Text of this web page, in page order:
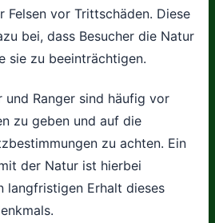
Felsen vor Trittschäden. Diese
bei, dass Besucher die Natur
sie zu beeinträchtigen.
und Ranger sind häufig vor
zu geben und auf die
zu achten. Ein
der Natur ist hierbei
langfristigen Erhalt dieses